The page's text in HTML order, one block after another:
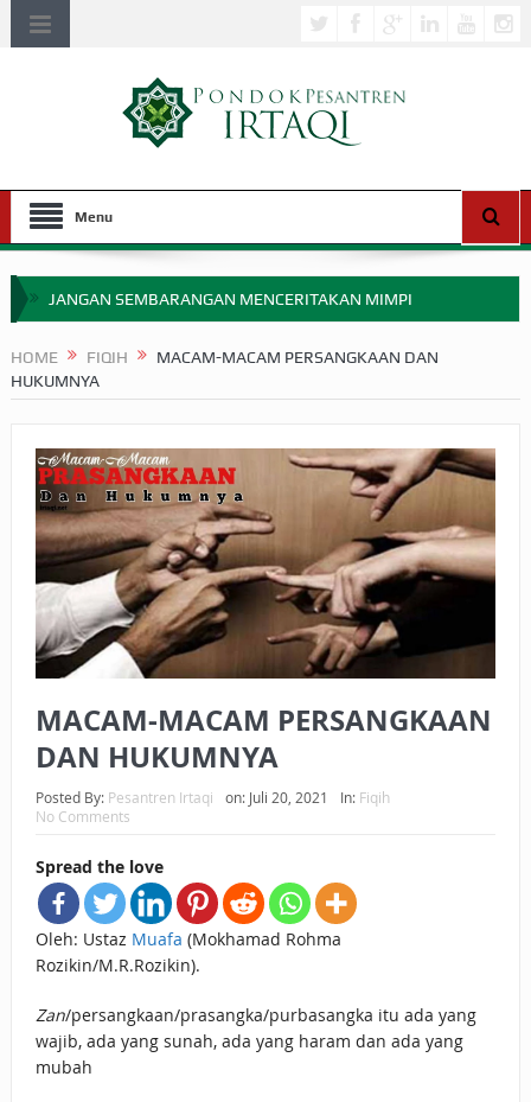
Menu
JANGAN SEMBARANGAN MENCERITAKAN MIMPI
MIMPI YANG DIABAIKAN MENJELANG PERANG BADAR
SEBELUM TIBA SAAT WAJIB?
HAKIKAT NIKMAT DI DUNIA!
BAGAIMANA CARA MEMBAYAR ZAKAT UANG?
UANG HARAM BISA MENJADI HALAL JIKA SEBAB
KEPEMILIKANNYA BERUBAH
BAHASA CINTA KARENA ALLAH
HUKUM MEMBAYAR ZAKAT DENGAN CARA MENGANGSUR
HOME FIQIH
MACAM-MACAM PERSANGKAAN DAN
HUKUMNYA
MACAM-MACAM PERSANGKAAN
DAN HUKUMNYA
Posted By: Pesantren Irtaqi on: Juli 20, 2021 In: Fiqih
No Comments
Spread the love
Oleh: Ustaz Muafa (Mokhamad Rohma
Rozikin/M.R.Rozikin).
Zan/persangkaan/prasangka/purbasangka itu ada yang
wajib, ada yang sunah, ada yang haram dan ada yang
mubah